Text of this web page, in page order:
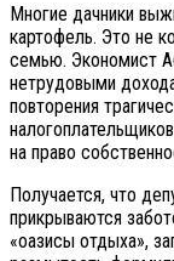
Многие дачники
картофель. Это не
семью. Экономист
нетрудовыми
повторения
на право
Получается, что
прикрываются
«оазисы отдыха»,